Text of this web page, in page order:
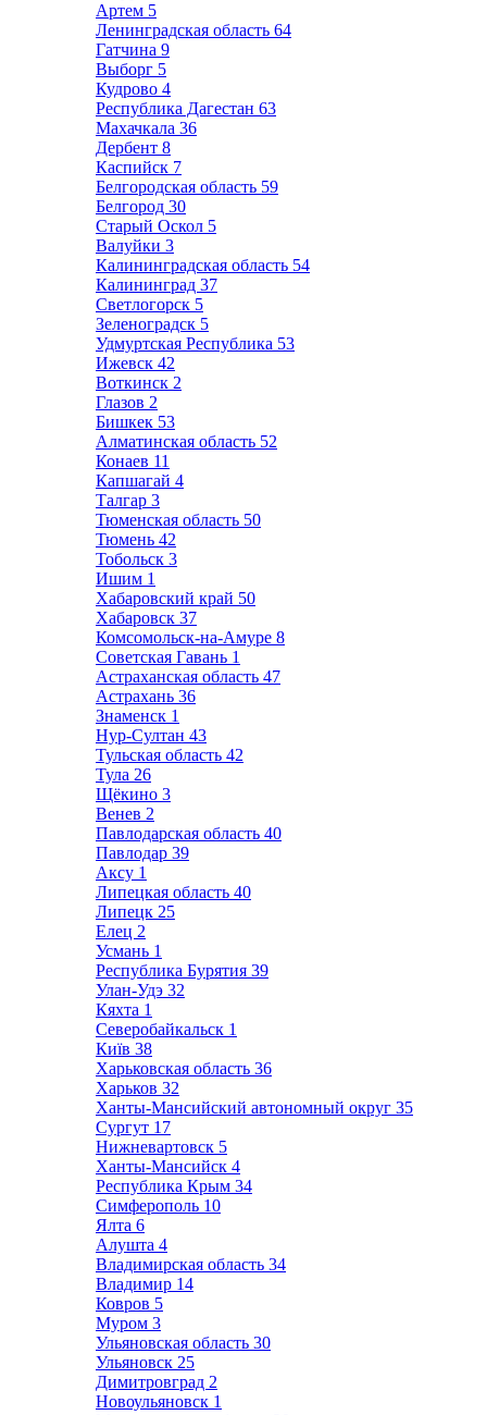
Артем 5
Ленинградская область 64
Гатчина 9
Выборг 5
Кудрово 4
Республика Дагестан 63
Махачкала 36
Дербент 8
Каспийск 7
Белгородская область 59
Белгород 30
Старый Оскол 5
Валуйки 3
Калининградская область 54
Калининград 37
Светлогорск 5
Зеленоградск 5
Удмуртская Республика 53
Ижевск 42
Воткинск 2
Глазов 2
Бишкек 53
Алматинская область 52
Конаев 11
Капшагай 4
Талгар 3
Тюменская область 50
Тюмень 42
Тобольск 3
Ишим 1
Хабаровский край 50
Хабаровск 37
Комсомольск-на-Амуре 8
Советская Гавань 1
Астраханская область 47
Астрахань 36
Знаменск 1
Нур-Султан 43
Тульская область 42
Тула 26
Щёкино 3
Венев 2
Павлодарская область 40
Павлодар 39
Аксу 1
Липецкая область 40
Липецк 25
Елец 2
Усмань 1
Республика Бурятия 39
Улан-Удэ 32
Кяхта 1
Северобайкальск 1
Київ 38
Харьковская область 36
Харьков 32
Ханты-Мансийский автономный округ 35
Сургут 17
Нижневартовск 5
Ханты-Мансийск 4
Республика Крым 34
Симферополь 10
Ялта 6
Алушта 4
Владимирская область 34
Владимир 14
Ковров 5
Муром 3
Ульяновская область 30
Ульяновск 25
Димитровград 2
Новоульяновск 1